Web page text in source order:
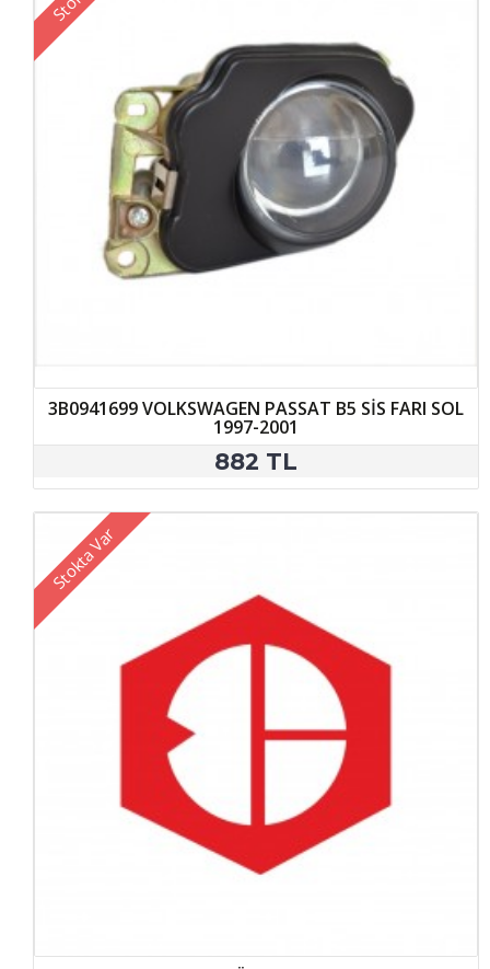
3B0941699 VOLKSWAGEN PASSAT B5 SİS FARI SOL
1997-2001
882 TL
Stokta Var